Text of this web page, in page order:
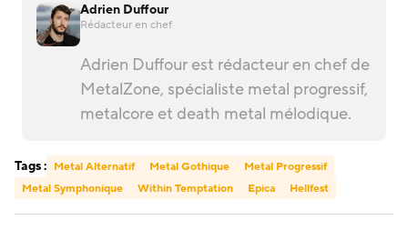
Adrien Duffour
Rédacteur en chef
Adrien Duffour est rédacteur en chef de
MetalZone, spécialiste metal progressif,
metalcore et death metal mélodique.
Tags : Metal Alternatif Metal Gothique
Metal Progressif
Metal Symphonique
Within Temptation Epica Hellfest